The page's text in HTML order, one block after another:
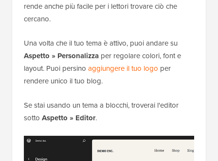
rende anche più facile per i lettori trovare ciò che
cercano.
Una volta che il tuo tema è attivo, puoi andare su
Aspetto » Personalizza per regolare colori, font e
layout. Puoi persino aggiungere il tuo logo per
rendere unico il tuo blog.
Se stai usando un tema a blocchi, troverai l'editor
sotto Aspetto » Editor.